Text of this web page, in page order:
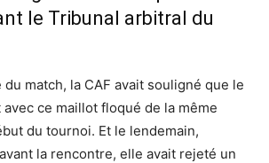
le Tribunal arbitral du
du match, la CAF avait souligné que le
avec ce maillot floqué de la même
du tournoi. Et le lendemain,
la rencontre, elle avait rejeté un